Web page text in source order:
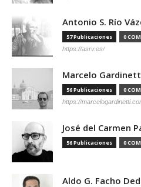
Antonio S. Río
57 Publicaciones 0
https://asrv.es/
Marcelo
56 Publicaciones 0
https://
José del Carmen
56 Publicaciones 0
Aldo G. Facho